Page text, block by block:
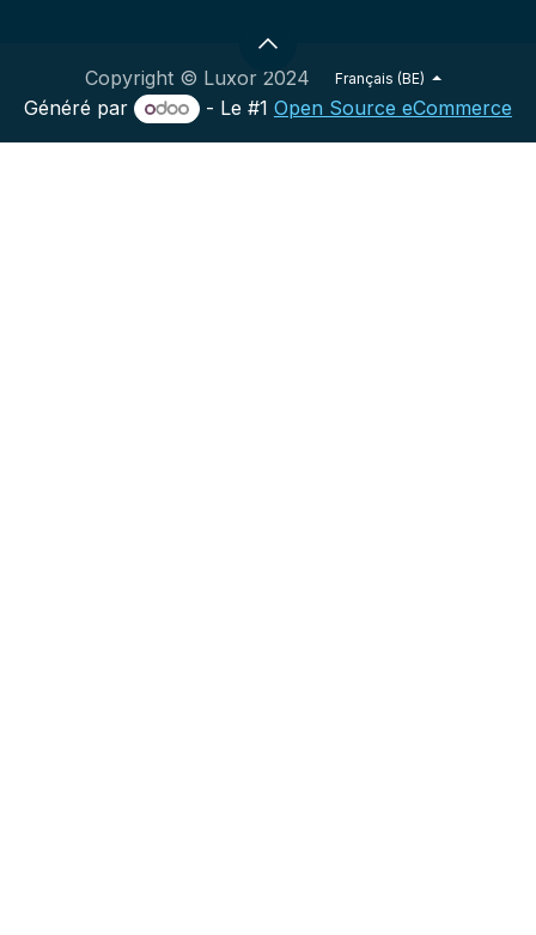
Copyright © Luxor 2024 Français (BE)
Généré par - Le #1 Open Source eCommerce